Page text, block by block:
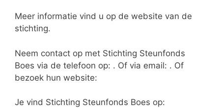
Meer informatie vind u op de website van de
stichting.
Neem contact op met Stichting Steunfonds
Boes via de telefoon op: . Of via email: . Of
bezoek hun website:
Je vind Stichting Steunfonds Boes op: